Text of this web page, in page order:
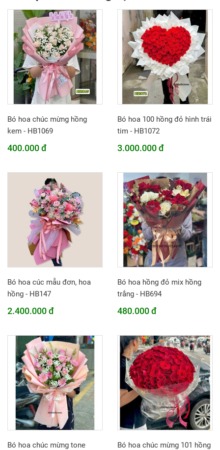
Bó hoa chúc mừng hồng
kem - HB1069
400.000 đ
Bó hoa 100 hồng đỏ hình trái
tim - HB1072
3.000.000 đ
Bó hoa cúc mẫu đơn, hoa
hồng - HB147
2.400.000 đ
Bó hoa hồng đỏ mix hồng
trắng - HB694
480.000 đ
Bó hoa chúc mừng tone
Bó hoa chúc mừng 101 hồng